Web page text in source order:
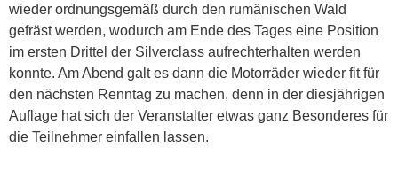
wieder ordnungsgemäß durch den rumänischen Wald
gefräst werden, wodurch am Ende des Tages eine Position
im ersten Drittel der Silverclass aufrechterhalten werden
konnte. Am Abend galt es dann die Motorräder wieder fit für
den nächsten Renntag zu machen, denn in der diesjährigen
Auflage hat sich der Veranstalter etwas ganz Besonderes für
die Teilnehmer einfallen lassen.